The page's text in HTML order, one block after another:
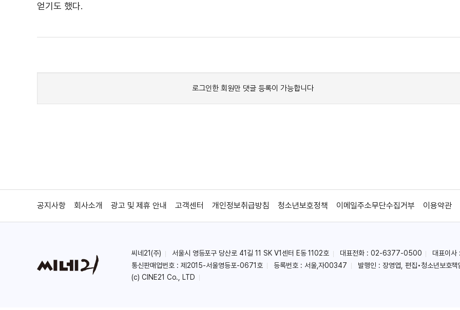
얻기도 했다.
공지사항 회사소개 광고 및 제휴 안내 고객센터 개인정보취급방침 청소년보호정책 이메일주소무단수집거부 이용약관
씨네21(주) 서울시 영등포구 당산로 41길 11 SK V1센터 E동 1102호 대표전화 : 02-6377-0500
대표이사
통신판매업번호 : 제2015-서울영등포-0671호
등록번호 : 서울,자00347
발행인 : 장영엽, 편집•청소년보호
(c) CINE21 Co., LTD